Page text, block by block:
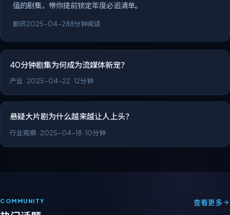
值的剧集，带你提前锁定年度必追清单。
剧讯2025-04-288分钟阅读
40分钟剧集为何成为流媒体新宠？
产业 · 2025-04-22 ·12分钟
悬疑大片剧为什么越来越让人上头？
行业观察· 2025-04-18 ·10分钟
COMMUNITY 查看更多